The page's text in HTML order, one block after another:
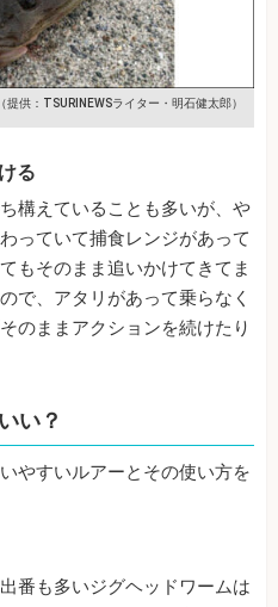
（提供：TSURINEWSライター・明石健太郎）
る
構えていることも多いが、や
っていて捕食レンジがあって
もそのまま追いかけてきてま
で、アタリがあって乗らなく
のままアクションを続けたり
い？
やすいルアーとその使い方を
番も多いジグヘッドワームは